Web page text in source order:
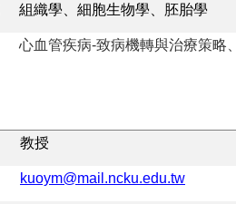
組織學、細胞生物學、胚胎學
心血管疾病-致病機轉與治療策略
教授
kuoym@mail.ncku.edu.tw